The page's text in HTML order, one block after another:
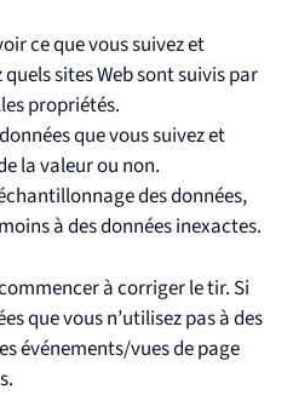
ce que vous suivez et
sites Web sont suivis par
propriétés.
que vous suivez et
la valeur ou non.
des données,
à des données inexactes.
à corriger le tir. Si
que vous n’utilisez pas à des
événements/vues de page